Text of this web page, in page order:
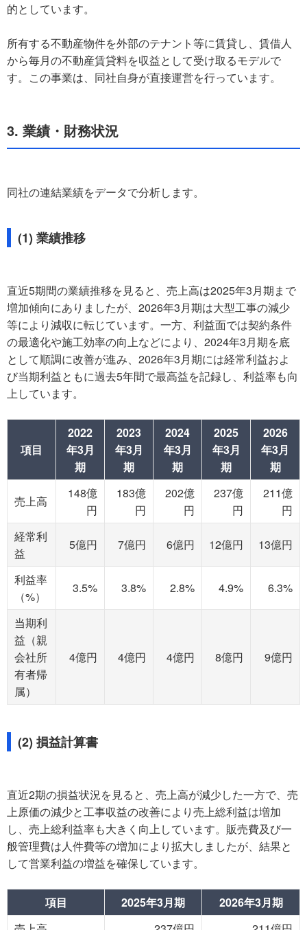
的としています。
所有する不動産物件を外部のテナント等に賃貸し、賃借人
から毎月の不動産賃貸料を収益として受け取るモデルで
す。この事業は、同社自身が直接運営を行っています。
3. 業績・財務状況
同社の連結業績をデータで分析します。
(1) 業績推移
直近5期間の業績推移を見ると、売上高は2025年3月期まで
増加傾向にありましたが、2026年3月期は大型工事の減少
等により減収に転じています。一方、利益面では契約条件
の最適化や施工効率の向上などにより、2024年3月期を底
として順調に改善が進み、2026年3月期には経常利益およ
び当期利益ともに過去5年間で最高益を記録し、利益率も向
上しています。
項目
2022
年3月
期
2023
年3月
期
2024
年3月
期
2025
年3月
期
2026
年3月
期
売上高
148億
円
183億
円
202億
円
237億
円
211億
円
経常利
益
5億円 7億円 6億円 12億円 13億円
利益率
（%）
3.5% 3.8% 2.8% 4.9% 6.3%
当期利
益（親
会社所
有者帰
属）
4億円 4億円 4億円 8億円 9億円
(2) 損益計算書
直近2期の損益状況を見ると、売上高が減少した一方で、売
上原価の減少と工事収益の改善により売上総利益は増加
し、売上総利益率も大きく向上しています。販売費及び一
般管理費は人件費等の増加により拡大しましたが、結果と
して営業利益の増益を確保しています。
項目 2025年3月期
2026年3月期